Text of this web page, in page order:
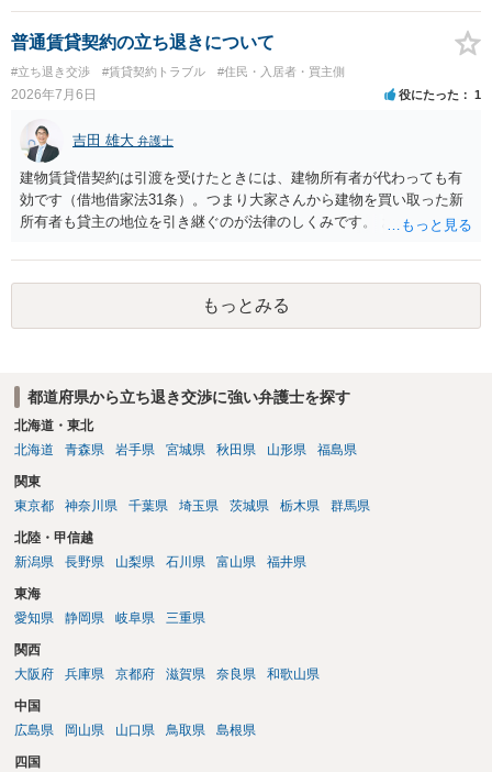
ほしいこと、③自分たちの居住継続の必要性を丁寧に伝えること、を
基本方針としたうえで、仮に一定時期の退去を検討する場合には、立
退料・引越費用・原状回復費用負担などの条件を明確にした書面を作
成することが重要です。 契約書では、更新条項・解除条項・期間の定
め・定期借家に関する記載の有無、これまでの更新時の合意内容
（「今回で最後」などの文言）が、借主不利な特約として無効になり
得るかどうかも含めて検討ポイントになりますので、署名押印前に内
容を十分に確認し、不明点は弁護士に相談することをおすすめしま
す。
ターンが多いかと存じます。
普通賃貸契約の立ち退きについて
#立ち退き交渉 #賃貸契約トラブル #住民・入居者・買主側
2026年7月6日 役にたった 1
吉田 雄大 弁護士
建物賃貸借契約は引渡を受けたときには、建物所有者が代わっても有
効です（借地借家法31条）。つまり大家さんから建物を買い取った新
所有者も貸主の地位を引き継ぐのが法律のしくみです。 おそらくは、
が納得いくものであれば応じても良いですが、納得できなければ断る
（家賃を支払い居住を続ける）のが良いでしょう。
もっとみる
都道府県から立ち退き交渉に強い弁護士を探す
北海道・東北
北海道
青森県 岩手県 宮城県 秋田県 山形県 福島県
関東
東京都
神奈川県 千葉県 埼玉県 茨城県 栃木県 群馬県
北陸・甲信越
新潟県
長野県 山梨県 石川県 富山県 福井県
東海
愛知県
静岡県 岐阜県 三重県
関西
大阪府
兵庫県 京都府 滋賀県 奈良県 和歌山県
中国
広島県
岡山県 山口県 鳥取県 島根県
四国